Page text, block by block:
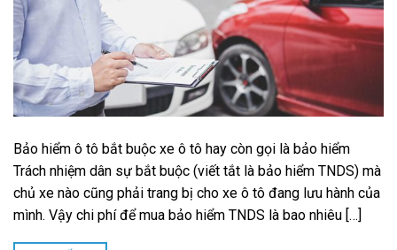
Bảo hiểm ô tô bắt buộc xe ô tô hay còn gọi là bảo hiểm
Trách nhiệm dân sự bắt buộc (viết tắt là bảo hiểm TNDS) mà
chủ xe nào cũng phải trang bị cho xe ô tô đang lưu hành của
mình. Vậy chi phí để mua bảo hiểm TNDS là bao nhiêu […]